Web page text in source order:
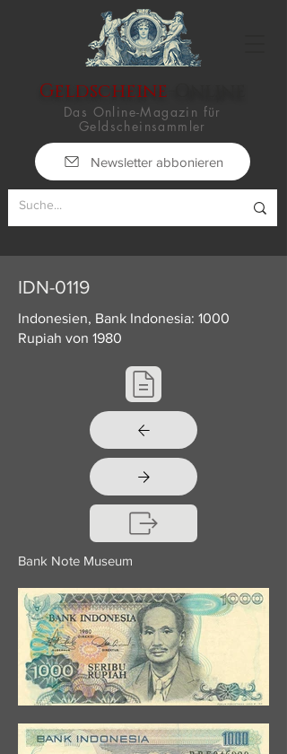
Geldscheine
Das Online-Magazin für
Geldscheinsammler
Newsletter abbonieren
IDN-0119
Indonesien, Bank Indonesia: 1000
Rupiah von 1980
Bank Note Museum